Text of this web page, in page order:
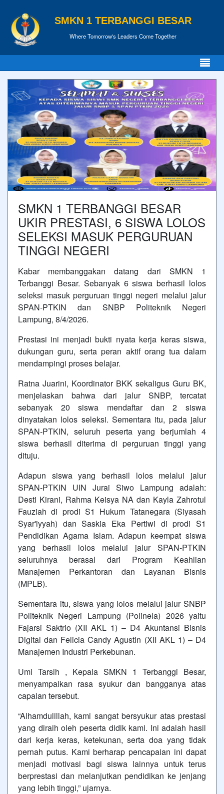
SMKN 1 TERBANGGI BESAR
Where Tomorrow's Leaders Come Together
SMKN 1 TERBANGGI BESAR
UKIR PRESTASI, 6 SISWA LOLOS
SELEKSI MASUK PERGURUAN
TINGGI NEGERI
Kabar membanggakan datang dari SMKN 1
Terbanggi Besar. Sebanyak 6 siswa berhasil lolos
seleksi masuk perguruan tinggi negeri melalui jalur
SPAN-PTKIN dan SNBP Politeknik Negeri
Lampung, 8/4/2026.
Prestasi ini menjadi bukti nyata kerja keras siswa,
dukungan guru, serta peran aktif orang tua dalam
mendampingi proses belajar.
Ratna Juarini, Koordinator BKK sekaligus Guru BK,
menjelaskan bahwa dari jalur SNBP, tercatat
sebanyak 20 siswa mendaftar dan 2 siswa
dinyatakan lolos seleksi. Sementara itu, pada jalur
SPAN-PTKIN, seluruh peserta yang berjumlah 4
siswa berhasil diterima di perguruan tinggi yang
dituju.
Adapun siswa yang berhasil lolos melalui jalur
SPAN-PTKIN UIN Jurai Siwo Lampung adalah:
Desti Kirani, Rahma Keisya NA dan Kayla Zahrotul
Fauziah di prodi S1 Hukum Tatanegara (Siyasah
Syar'iyyah) dan Saskia Eka Pertiwi di prodi S1
Pendidikan Agama Islam. Adapun keempat siswa
yang berhasil lolos melalui jalur SPAN-PTKIN
seluruhnya berasal dari Program Keahlian
Manajemen Perkantoran dan Layanan Bisnis
(MPLB).
Sementara itu, siswa yang lolos melalui jalur SNBP
Politeknik Negeri Lampung (Polinela) 2026 yaitu
Fajarsi Saktrio (XII AKL 1) – D4 Akuntansi Bisnis
Digital dan Felicia Candy Agustin (XII AKL 1) – D4
Manajemen Industri Perkebunan.
Umi Tarsih , Kepala SMKN 1 Terbanggi Besar,
menyampaikan rasa syukur dan bangganya atas
capaian tersebut.
“Alhamdulillah, kami sangat bersyukur atas prestasi
yang diraih oleh peserta didik kami. Ini adalah hasil
dari kerja keras, ketekunan, serta doa yang tidak
pernah putus. Kami berharap pencapaian ini dapat
menjadi motivasi bagi siswa lainnya untuk terus
berprestasi dan melanjutkan pendidikan ke jenjang
yang lebih tinggi,” ujarnya.